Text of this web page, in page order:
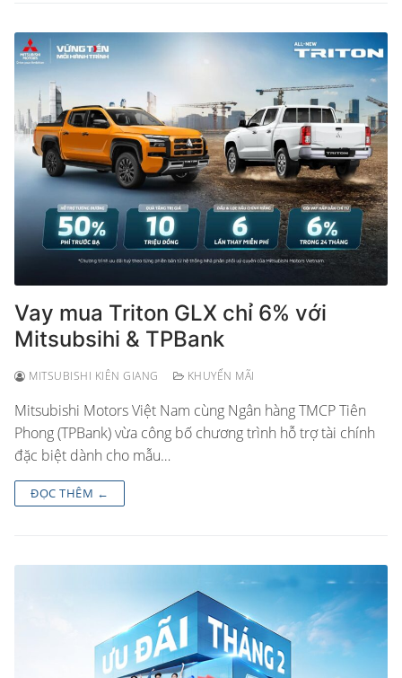
Vay mua Triton GLX chỉ 6% với
Mitsubsihi & TPBank
MITSUBISHI KIÊN GIANG KHUYẾN MÃI
Mitsubishi Motors Việt Nam cùng Ngân hàng TMCP Tiên
Phong (TPBank) vừa công bố chương trình hỗ trợ tài chính
đặc biệt dành cho mẫu…
ĐỌC THÊM ←